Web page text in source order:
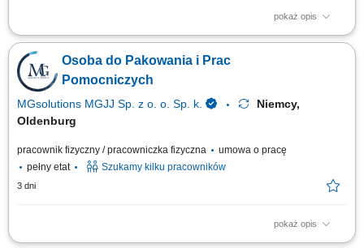
pokaż opis
Zadania: Komisjonowanie i kompletowanie zamówień odzieży zgodnie z
wytycznymi. Przygotowywanie produktów do wysyłki, w tym pakowanie i
etykietowanie. Obsługa skanera magazynowego oraz innych urządzeń
wspierających pracę. Dbałość o porządek i organizację stanowiska pracy
oraz...
Osoba do Pakowania i Prac
Pomocniczych
MGsolutions MGJJ Sp. z o. o. Sp. k.
Niemcy,
Oldenburg
pracownik fizyczny / pracowniczka fizyczna
umowa o pracę
pełny etat
Szukamy kilku pracowników
3 dni
pokaż opis
Opis stanowiska Zabezpieczanie oraz ręczne pakowanie różnorodnych